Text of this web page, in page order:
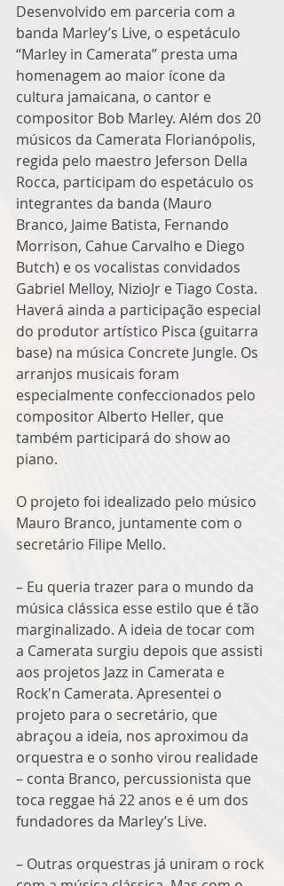
Desenvolvido em parceria com a
banda Marley’s Live, o espetáculo
“Marley in Camerata” presta uma
homenagem ao maior ícone da
cultura jamaicana, o cantor e
compositor Bob Marley. Além dos 20
músicos da Camerata Florianópolis,
regida pelo maestro Jeferson Della
Rocca, participam do espetáculo os
integrantes da banda (Mauro
Branco, Jaime Batista, Fernando
Morrison, Cahue Carvalho e Diego
Butch) e os vocalistas convidados
Gabriel Melloy, NizioJr e Tiago Costa.
Haverá ainda a participação especial
do produtor artístico Pisca (guitarra
base) na música Concrete Jungle. Os
arranjos musicais foram
especialmente confeccionados pelo
compositor Alberto Heller, que
também participará do show ao
piano.
O projeto foi idealizado pelo músico
Mauro Branco, juntamente com o
secretário Filipe Mello.
– Eu queria trazer para o mundo da
música clássica esse estilo que é tão
marginalizado. A ideia de tocar com
a Camerata surgiu depois que assisti
aos projetos Jazz in Camerata e
Rock'n Camerata. Apresentei o
projeto para o secretário, que
abraçou a ideia, nos aproximou da
orquestra e o sonho virou realidade
– conta Branco, percussionista que
toca reggae há 22 anos e é um dos
fundadores da Marley’s Live.
– Outras orquestras já uniram o rock